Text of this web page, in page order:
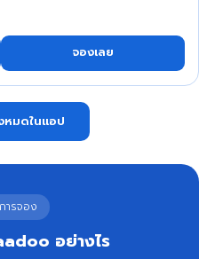
จองเลย
หมดในแอป
ารจอง
อย่างไร